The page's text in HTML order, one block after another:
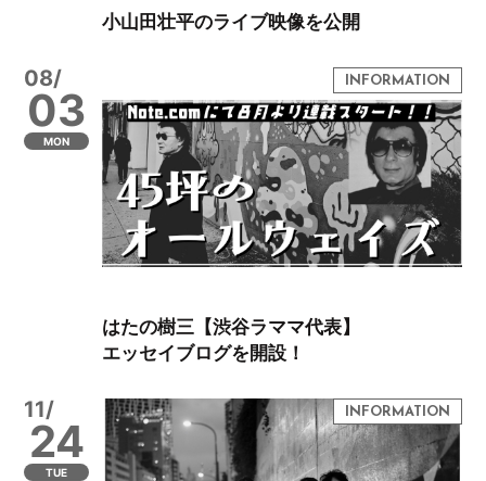
小山田壮平のライブ映像を公開
08/
03
MON
はたの樹三【渋谷ラママ代表】
エッセイブログを開設！
11/
24
TUE